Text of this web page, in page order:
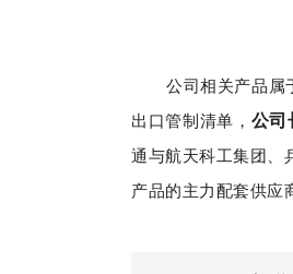
公司相关产品属
出口管制清单， 公司
通与航天科工集团、
产品的主力配套供应